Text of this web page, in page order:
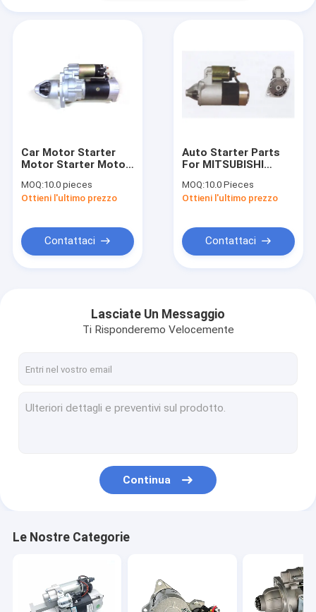
Casa
Chi siamo
Car Motor Starter
Motor Starter Motor
FV413 FV415 8DC9
M4T95082 M4T95071
36100-72000 37300-
42711
MOQ:10.0 pieces
Ottieni l'ultimo prezzo
Contattaci
Auto Starter Parts
For MITSUBISHI
32610 MD172861 Car
Starter 36100-32610
MOQ:10.0 Pieces
Ottieni l'ultimo prezzo
Contattaci
Lasciate Un Messaggio
Ti Risponderemo Velocemente
Continua
Le Nostre Categorie